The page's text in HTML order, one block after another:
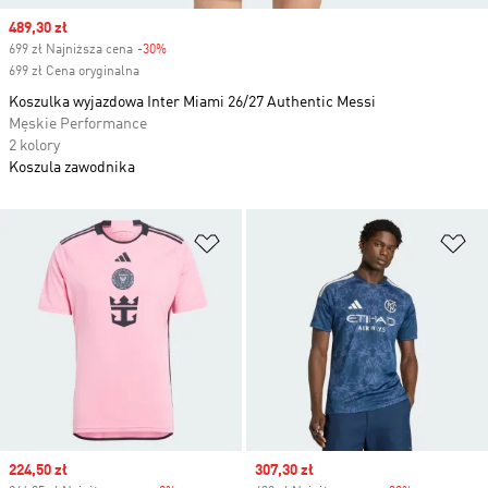
Dodaj do listy życzeń
Sale price
224,50 zł Sale price
307,30 zł
Sale price
489,30 zł
699 zł Najniższa cena -30%
699 zł Cena oryginalna
Koszulka wyjazdowa Inter Miami 26/27 Authentic Messi
Męskie Performance
2 kolory
Koszula zawodnika